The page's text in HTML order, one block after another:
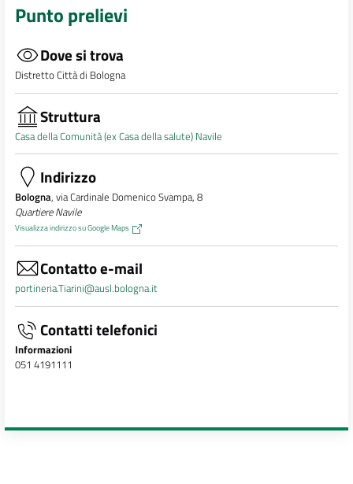
Punto prelievi
Dove si trova
Distretto Città di Bologna
Struttura
Casa della Comunità (ex Casa della salute) Navile
Indirizzo
Bologna, via Cardinale Domenico Svampa, 8
Quartiere Navile
Visualizza indirizzo su Google Maps
Contatto e-mail
portineria.Tiarini@ausl.bologna.it
Contatti telefonici
Informazioni
051 4191111